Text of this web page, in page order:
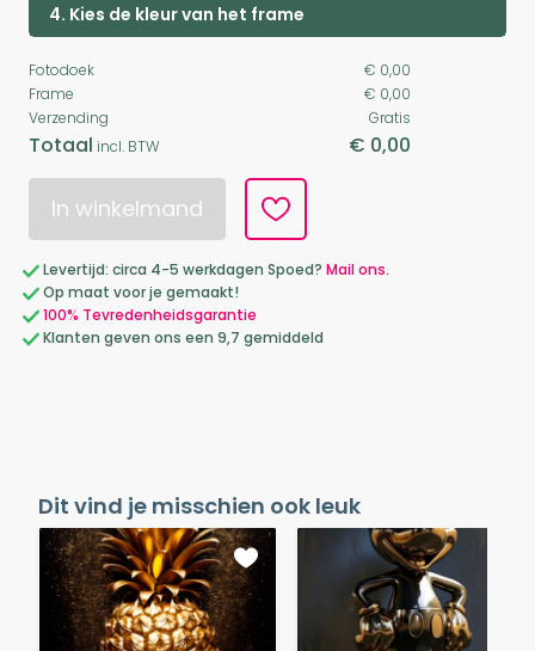
4. Kies de kleur van het frame
Fotodoek
€ 0,00
Frame
€ 0,00
Verzending
Gratis
Totaal incl. BTW € 0,00
In winkelmand
Levertijd: circa 4-5 werkdagen Spoed? Mail ons.
Op maat voor je gemaakt!
100% Tevredenheidsgarantie
Klanten geven ons een 9,7 gemiddeld
Dit vind je misschien ook leuk